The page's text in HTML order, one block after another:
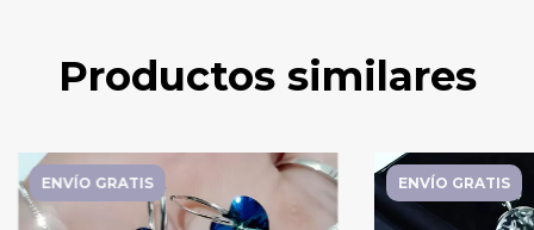
Productos similares
ENVÍO GRATIS ENVÍO GRATIS